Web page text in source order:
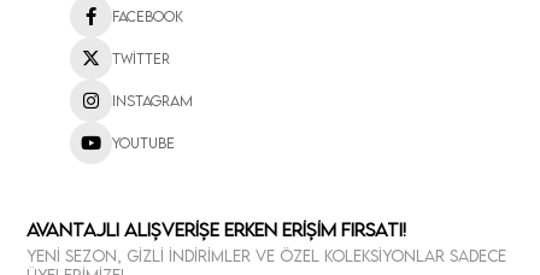
Facebook
Twitter
Instagram
Youtube
Avantajlı Alışverişe Erken Erişim Fırsatı!
Yeni sezon, gizli indirimler ve özel koleksiyonlar sadece